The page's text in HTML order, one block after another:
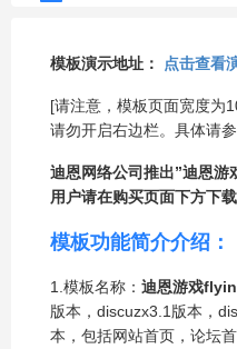
模板演示地址： 点击查看
[请注意，模板页面宽度为
请勿开启右边栏。具体请
迪恩网络公司推出”迪恩
用户请在购买页面下方下
模板功能简介介绍：
1.模板名称： 迪恩游戏
版本，discuzx3.1版本，
本，包括网站首页，论坛